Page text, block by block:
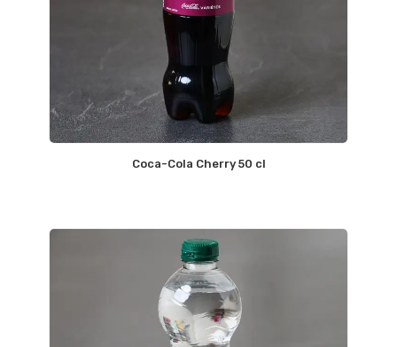
Coca-Cola Cherry 50 cl